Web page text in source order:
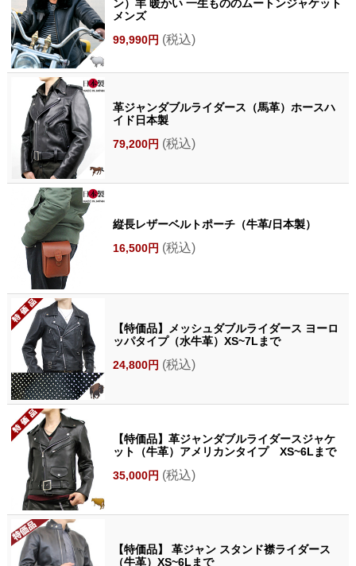
ン）羊 暖かい 一生もののムートンジャケット
メンズ
99,990円 (税込)
革ジャンダブルライダース（馬革）ホースハ
イド日本製
79,200円 (税込)
縦長レザーベルトポーチ（牛革/日本製）
16,500円 (税込)
【特価品】メッシュダブルライダース ヨーロ
ッパタイプ（水牛革）XS~7Lまで
24,800円 (税込)
【特価品】革ジャンダブルライダースジャケ
ット（牛革）アメリカンタイプ XS~6Lまで
35,000円 (税込)
【特価品】 革ジャン スタンド襟ライダース
（牛革）XS~6Lまで